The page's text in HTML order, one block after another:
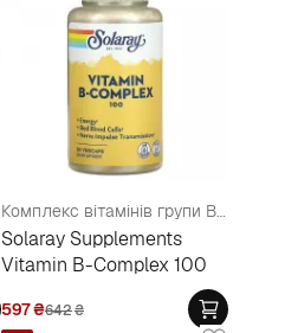
Комплекс вітамінів групи В з біотином для зміцнення імунної системи та краси
Solaray Supplements
Vitamin B-Complex 100
597₴642₴